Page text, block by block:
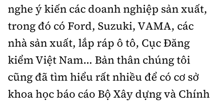
nghe ý kiến các doanh nghiệp sản xuất,
trong đó có Ford, Suzuki, VAMA, các
nhà sản xuất, lắp ráp ô tô, Cục Đăng
kiểm Việt Nam... Bản thân chúng tôi
cũng đã tìm hiểu rất nhiều để có cơ sở
khoa học báo cáo Bộ Xây dựng và Chính